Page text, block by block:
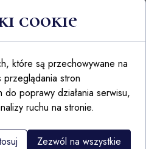
w kuchence
i piekarniku
cookie
które są przechowywane na
stron
do poprawy działania serwisu,
ruchu na stronie.
Zezwól na wszystkie